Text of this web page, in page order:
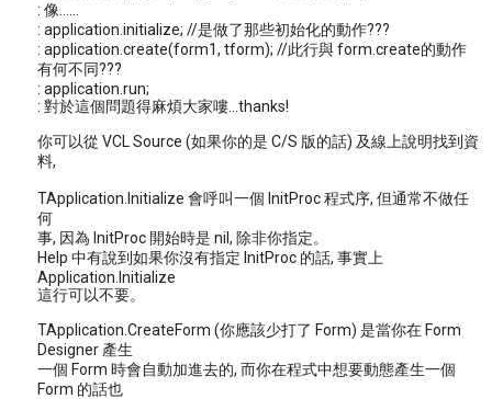
: 像......
: application.initialize; //是做了那些初始化的動作???
: application.create(form1, tform); //此行與 form.create的動作
有何不同???
: application.run;
: 對於這個問題得麻煩大家嘍...thanks!
你可以從 VCL Source (如果你的是 C/S 版的話) 及線上說明找到資
料,
TApplication.Initialize 會呼叫一個 InitProc 程式序, 但通常不做任
何
事, 因為 InitProc 開始時是 nil, 除非你指定。
Help 中有說到如果你沒有指定 InitProc 的話, 事實上
Application.Initialize
這行可以不要。
TApplication.CreateForm (你應該少打了 Form) 是當你在 Form
Designer 產生
一個 Form 時會自動加進去的, 而你在程式中想要動態產生一個
Form 的話也